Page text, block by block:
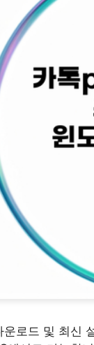
로드 및 최신